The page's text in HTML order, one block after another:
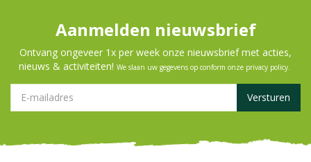
Aanmelden nieuwsbrief
Ontvang ongeveer 1x per week onze nieuwsbrief met acties,
nieuws & activiteiten! We slaan uw gegevens op conform onze privacy policy.